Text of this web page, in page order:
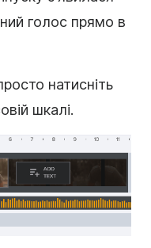
голос прямо в
натисніть
шкалі.